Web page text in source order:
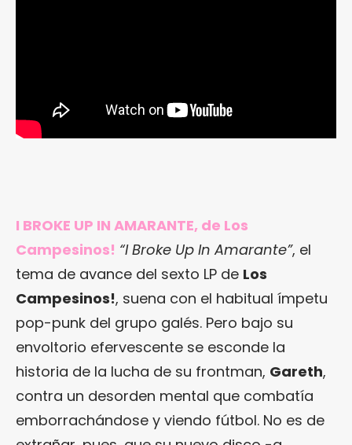
I BROKE UP IN AMARANTE, de Los
Campesinos! “I Broke Up In Amarante”, el
tema de avance del sexto LP de Los
Campesinos!, suena con el habitual ímpetu
pop-punk del grupo galés. Pero bajo su
envoltorio efervescente se esconde la
historia de la lucha de su frontman, Gareth,
contra un desorden mental que combatía
emborrachándose y viendo fútbol. No es de